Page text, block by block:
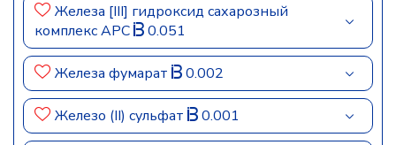
Железа [III] гидроксид сахарозный
комплекс АРС
0.051
Железа фумарат 0.002
Железо (II) сульфат 0.001